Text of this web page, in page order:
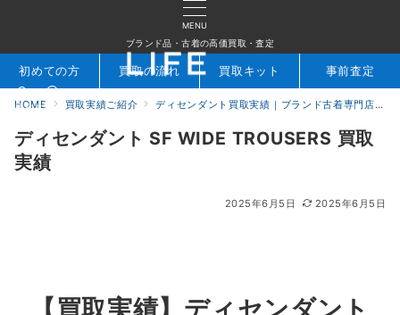
MENU
ブランド品・古着の高価買取・査定
検索 お問合せ
初めての方 買取の流れ 買取キット 事前査定
HOME 買取実績ご紹介 ディセンダント買取実績｜ブランド古着専門店LIFE
ディセンダント SF WIDE TROUSERS 買取
実績
2025年6月5日 2025年6月5日
【買取実績】ディセンダント